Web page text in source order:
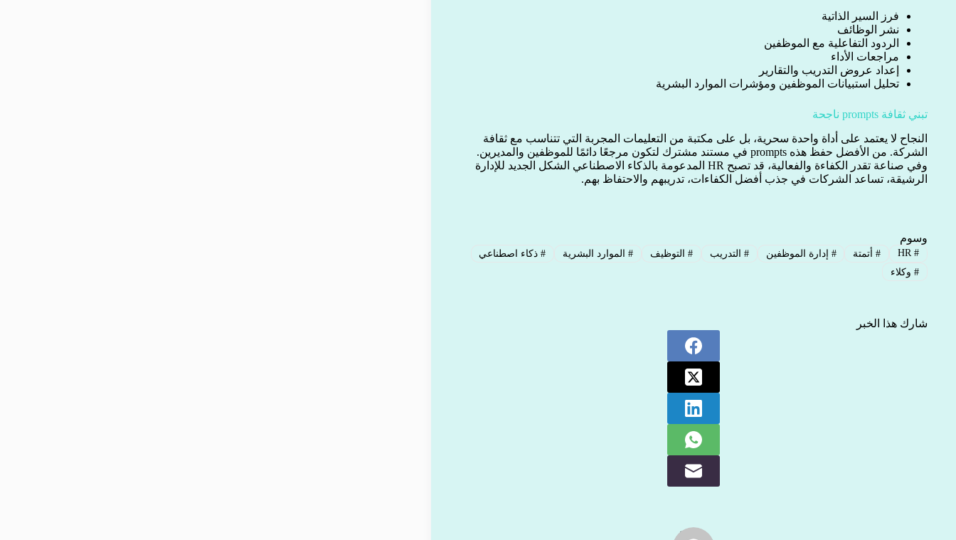
فرز السير الذاتية
نشر الوظائف
الردود التفاعلية مع الموظفين
مراجعات الأداء
إعداد عروض التدريب والتقارير
تحليل استبيانات الموظفين ومؤشرات الموارد البشرية
تبني ثقافة prompts ناجحة
النجاح لا يعتمد على أداة واحدة سحرية، بل على مكتبة من التعليمات المجربة التي تتناسب مع ثقافة
الشركة. من الأفضل حفظ هذه prompts في مستند مشترك لتكون مرجعًا دائمًا للموظفين والمديرين.
وفي صناعة تقدر الكفاءة والفعالية، قد تصبح HR المدعومة بالذكاء الاصطناعي الشكل الجديد للإدارة
الرشيقة، تساعد الشركات في جذب أفضل الكفاءات، تدريبهم والاحتفاظ بهم.
وسوم
#
HR
#أتمتة # إدارة الموظفين # التدريب # التوظيف #الموارد البشرية #ذكاء اصطناعي
#وكلاء
شارك هذا الخبر